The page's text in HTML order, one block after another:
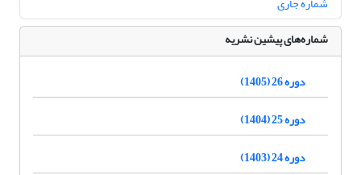
شماره‌های پیشین نشریه
دوره 26 (1405)
دوره 25 (1404)
دوره 24 (1403)